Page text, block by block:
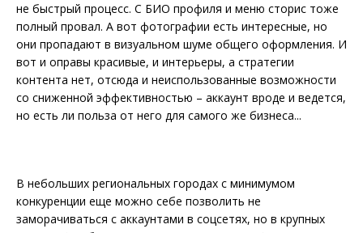
не быстрый процесс. С БИО профиля и меню сторис тоже
полный провал. А вот фотографии есть интересные, но
они пропадают в визуальном шуме общего оформления. И
вот и оправы красивые, и интерьеры, а стратегии
контента нет, отсюда и не­использованные возможности
со сниженной эффективностью – аккаунт вроде и ведется,
но есть ли польза от него для самого же бизнеса...
В небольших региональных городах с минимумом
конкуренции еще можно себе позволить не
заморачиваться с аккаунтами в соцсетях, но в крупных